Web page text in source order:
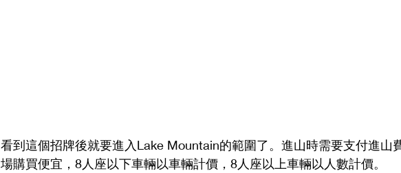
看到這個招牌後就要進入Lake Mountain的範圍了。進山時需要支付進山
場購買便宜，8人座以下車輛以車輛計價，8人座以上車輛以人數計價。